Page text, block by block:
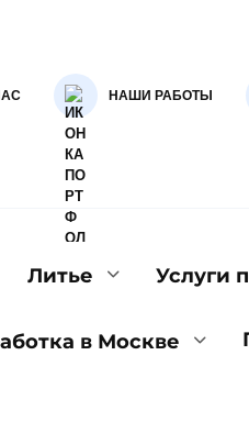
НАШИ РАБОТЫ
Литье Услуги
в Москве